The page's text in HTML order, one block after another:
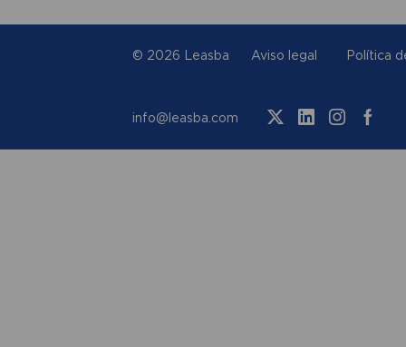
© 2026 Leasba Aviso legal Política
info@leasba.com